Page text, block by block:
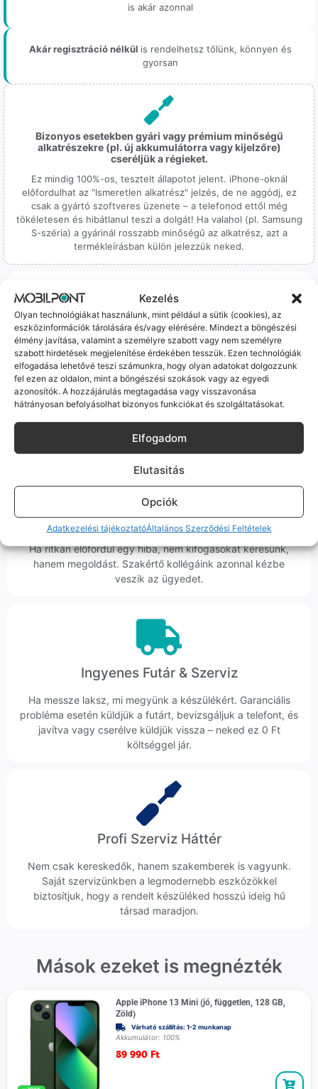
Kezelés
Olyan technológiákat használunk, mint például a sütik (cookies), az
eszközinformációk tárolására és/vagy elérésére. Mindezt a böngészési
élmény javítása, valamint a személyre szabott vagy nem személyre
szabott hirdetések megjelenítése érdekében tesszük. Ezen technológiák
elfogadása lehetővé teszi számunkra, hogy olyan adatokat dolgozzunk
fel ezen az oldalon, mint a böngészési szokások vagy az egyedi
azonosítók. A hozzájárulás megtagadása vagy visszavonása
hátrányosan befolyásolhat bizonyos funkciókat és szolgáltatásokat.
Elfogadom
Elutasitás
Opciók
Adatkezelési tájékoztatóÁltalános Szerződési Feltételek
is akár azonnal
Akár regisztráció nélkül is rendelhetsz tőlünk, könnyen és
gyorsan
Bizonyos esetekben gyári vagy prémium minőségű
alkatrészekre (pl. új akkumulátorra vagy kijelzőre)
cseréljük a régieket.
Ez mindig 100%-os, tesztelt állapotot jelent. iPhone-oknál
előfordulhat az "Ismeretlen alkatrész" jelzés, de ne aggódj, ez
csak a gyártó szoftveres üzenete – a telefonod ettől még
tökéletesen és hibátlanul teszi a dolgát! Ha valahol (pl. Samsung
S-széria) a gyárinál rosszabb minőségű az alkatrész, azt a
termékleírásban külön jelezzük neked.
100% Elérhetőség
Sok éve a szegedi piac meghatározó szereplői vagyunk.
Nem egy arctalan webshop vagyunk: ha kérdésed van, élő
ember veszi fel a telefont, és személyesen is megtalálsz
minket Szegeden.
Korrekt Ügyintézés
Hibázni emberi dolog, de a felelősségvállalás nálunk alap.
Ha ritkán előfordul egy hiba, nem kifogásokat keresünk,
hanem megoldást. Szakértő kollégáink azonnal kézbe
veszik az ügyedet.
Ingyenes Futár & Szerviz
Ha messze laksz, mi megyünk a készülékért. Garanciális
probléma esetén küldjük a futárt, bevizsgáljuk a telefont, és
javítva vagy cserélve küldjük vissza – neked ez 0 Ft
költséggel jár.
Profi Szerviz Háttér
Nem csak kereskedők, hanem szakemberek is vagyunk.
Saját szervizünkben a legmodernebb eszközökkel
biztosítjuk, hogy a rendelt készüléked hosszú ideig hű
társad maradjon.
Mások ezeket is megnézték
Apple iPhone 13 Mini (jó, független, 128 GB,
Zöld)
Várható szállítás: 1-2 munkanap
Akkumulátor: 100%
89 990 Ft